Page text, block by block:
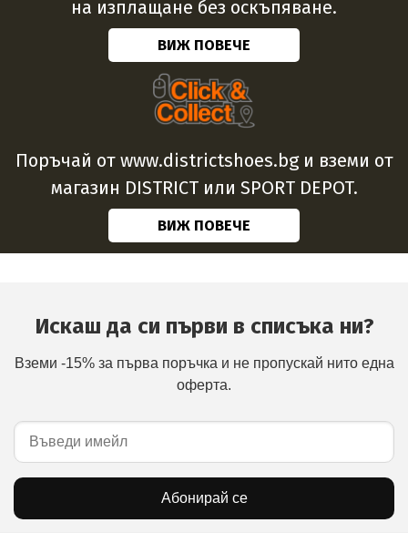
на изплащане без оскъпяване.
ВИЖ ПОВЕЧЕ
Поръчай от www.districtshoes.bg и вземи от
магазин DISTRICT или SPORT DEPOT.
ВИЖ ПОВЕЧЕ
Искаш да си първи в списъка ни?
Вземи -15% за първа поръчка и не пропускай нито една
оферта.
Абонирай се